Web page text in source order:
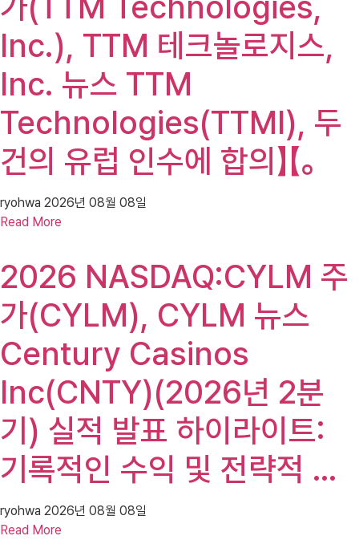
Inc.), TTM 테크놀로지스,
Inc. 뉴스 TTM
Technologies(TTMI), 두
건의 유럽 인수에 합의】【。
ryohwa 2026년 08월 08일
Read More
2026 NASDAQ:CYLM 주
가(CYLM), CYLM 뉴스
Century Casinos
Inc(CNTY)(2026년 2분
기) 실적 발표 하이라이트:
기록적인 수익 및 전략적 …
ryohwa 2026년 08월 08일
Read More